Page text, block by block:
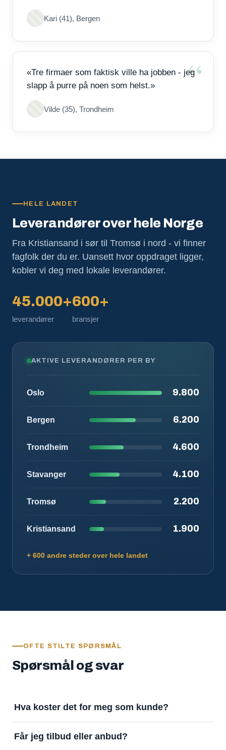
Kari (41), Bergen
«Tre firmaer som faktisk ville ha jobben - jeg
slapp å purre på noen som helst.»
Vilde (35), Trondheim
HELE LANDET
Leverandører over hele Norge
Fra Kristiansand i sør til Tromsø i nord - vi finner
fagfolk der du er. Uansett hvor oppdraget ligger,
kobler vi deg med lokale leverandører.
45.000+
leverandører
600+
bransjer
AKTIVE LEVERANDØRER PER BY
Oslo 9.800
Bergen 6.200
Trondheim 4.600
Stavanger 4.100
Tromsø 2.200
Kristiansand 1.900
+ 600 andre steder over hele landet
OFTE STILTE SPØRSMÅL
Spørsmål og svar
Hva koster det for meg som kunde?
å motta svar. Tjenesten finansieres av
Får jeg tilbud eller anbud?